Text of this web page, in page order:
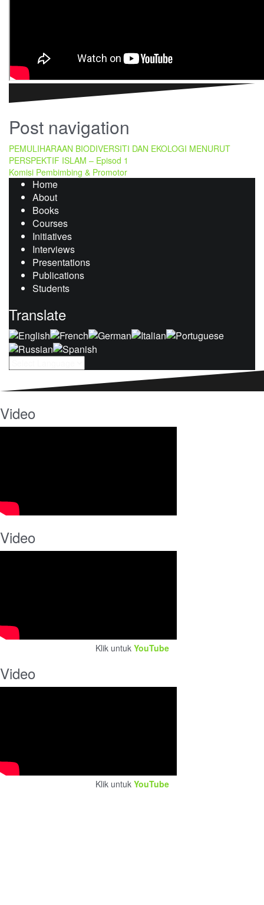
Post navigation
PEMULIHARAAN BIODIVERSITI DAN EKOLOGI MENURUT
PERSPEKTIF ISLAM – Episod 1
Komisi Pembimbing & Promotor
Home
About
Books
Courses
Initiatives
Interviews
Presentations
Publications
Students
Translate
Video
Video
Klik untuk YouTube
Video
Klik untuk YouTube